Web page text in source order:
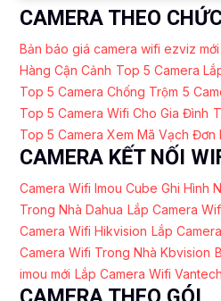
CAMERA THEO
Bản báo giá camera wifi ezviz mới
Hàng Cận Cảnh Top 5 Camera
Top 5 Camera Chống Trộm 5
Top 5 Camera Wifi Cho Gia Đình
Top 5 Camera Xem Mã Vạch Đơn
CAMERA KẾT NỐI
Camera Wifi Imou Cube Ghi Hình
Trong Nhà Dahua Lắp Camera
Camera Wifi Hikvision Lắp
Camera Wifi Trong Nhà Kbvision
imou mới Lắp Camera Wifi Vantech